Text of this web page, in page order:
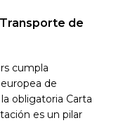
de
cumpla
de
obligatoria Carta
es un pilar